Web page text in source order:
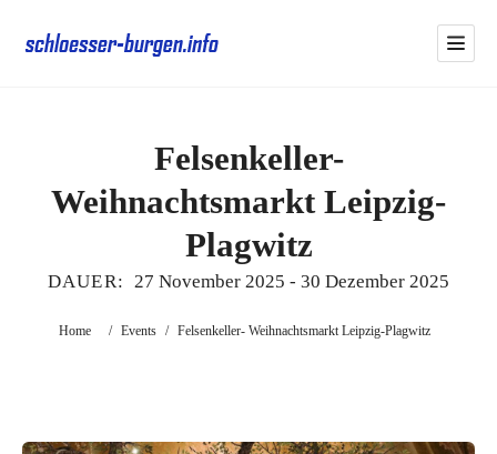
Felsenkeller-
Weihnachtsmarkt Leipzig-
Plagwitz
DAUER: 27 November 2025 - 30 Dezember 2025
Home / Events / Felsenkeller- Weihnachtsmarkt Leipzig-Plagwitz